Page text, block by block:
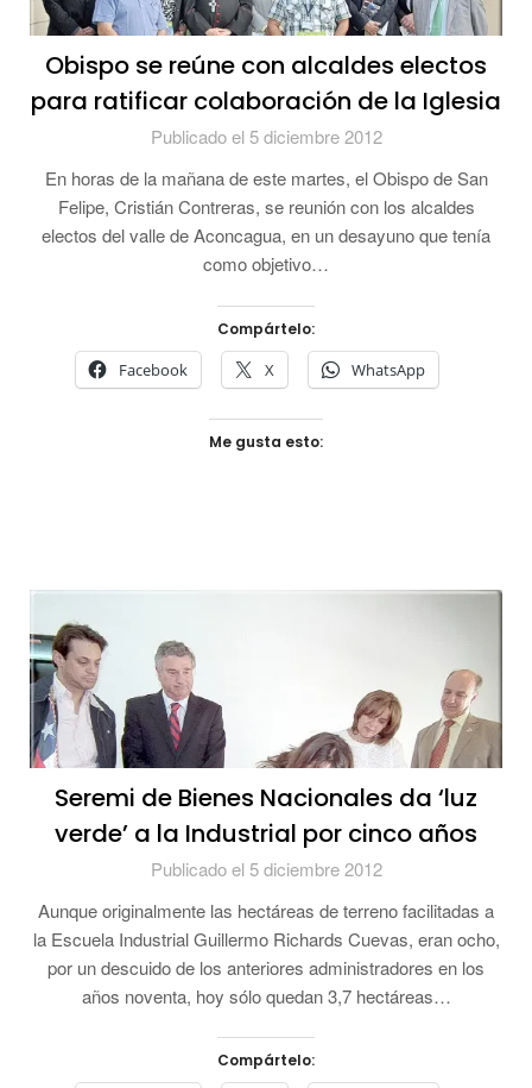
Obispo se reúne con alcaldes electos
para ratificar colaboración de la Iglesia
Publicado el 5 diciembre 2012
En horas de la mañana de este martes, el Obispo de San
Felipe, Cristián Contreras, se reunión con los alcaldes
electos del valle de Aconcagua, en un desayuno que tenía
como objetivo…
Compártelo:
Facebook X WhatsApp
Me gusta esto:
Seremi de Bienes Nacionales da ‘luz
verde’ a la Industrial por cinco años
Publicado el 5 diciembre 2012
Aunque originalmente las hectáreas de terreno facilitadas a
la Escuela Industrial Guillermo Richards Cuevas, eran ocho,
por un descuido de los anteriores administradores en los
años noventa, hoy sólo quedan 3,7 hectáreas…
Compártelo: